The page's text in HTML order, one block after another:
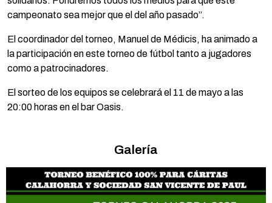
campeonato sea mejor que el del año pasado”.
El coordinador del torneo, Manuel de Médicis, ha animado a
la participación en este torneo de fútbol tanto a jugadores
como a patrocinadores.
El sorteo de los equipos se celebrará el 11 de mayo a las
20:00 horas en el bar Oasis.
Galería